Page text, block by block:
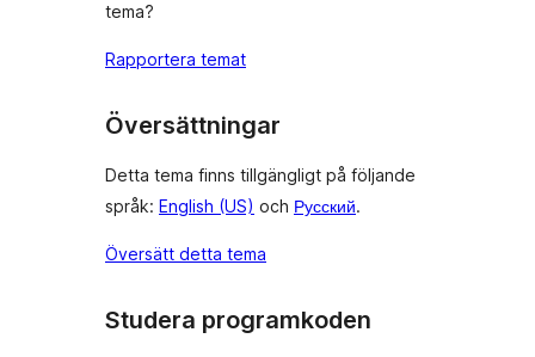
tema?
Rapportera temat
Översättningar
Detta tema finns tillgängligt på följande
språk: English (US) och Русский.
Översätt detta tema
Studera programkoden